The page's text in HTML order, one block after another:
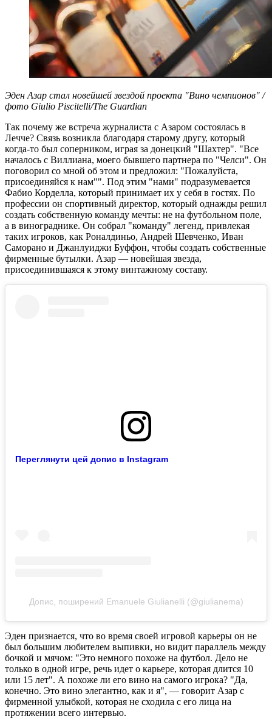
Эден Азар стал новейшей звездой проекта "Вино чемпионов" /
фото Giulio Piscitelli/The Guardian
Так почему же встреча журналиста с Азаром состоялась в
Лечче? Связь возникла благодаря старому другу, который
когда-то был соперником, играя за донецкий "Шахтер". "Все
началось с Виллиана, моего бывшего партнера по "Челси". Он
поговорил со мной об этом и предложил: "Пожалуйста,
присоединяйся к нам"". Под этим "нами" подразумевается
Фабио Корделла, который принимает их у себя в гостях. По
профессии он спортивный директор, который однажды решил
создать собственную команду мечты: не на футбольном поле,
а в винограднике. Он собрал "команду" легенд, привлекая
таких игроков, как Роналдиньо, Андрей Шевченко, Иван
Саморано и Джанлуиджи Буффон, чтобы создать собственные
фирменные бутылки. Азар — новейшая звезда,
присоединившаяся к этому винтажному составу.
Переглянути цей допис в Instagram
Допис, поширений Emanuele Giulianelli (@giulianema)
Эден признается, что во время своей игровой карьеры он не
был большим любителем выпивки, но видит параллель между
бочкой и мячом: "Это немного похоже на футбол. Дело не
только в одной игре, речь идет о карьере, которая длится 10
или 15 лет". А похоже ли его вино на самого игрока? "Да,
конечно. Это вино элегантно, как и я", — говорит Азар с
фирменной улыбкой, которая не сходила с его лица на
протяжении всего интервью.